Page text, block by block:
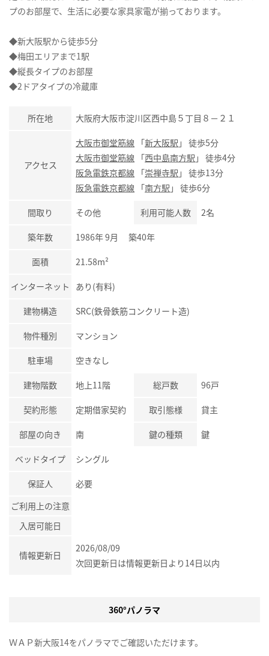
プのお部屋で、生活に必要な家具家電が揃っております。
◆新大阪駅から徒歩5分
◆梅田エリアまで1駅
◆縦長タイプのお部屋
◆2ドアタイプの冷蔵庫
所在地 大阪府大阪市淀川区西中島５丁目８－２１
アクセス
大阪市御堂筋線 「新大阪駅 」 徒歩5分
大阪市御堂筋線 「西中島南方駅 」 徒歩4分
阪急電鉄京都線 「崇禅寺駅 」 徒歩13分
阪急電鉄京都線 「南方駅 」 徒歩6分
間取り その他 利用可能人数 2名
築年数 1986年 9月 築40年
面積 21.58m²
インターネット あり(有料)
建物構造 SRC(鉄骨鉄筋コンクリート造)
物件種別 マンション
駐車場 空きなし
建物階数 地上11階 総戸数 96戸
契約形態 定期借家契約 取引態様 貸主
部屋の向き 南 鍵の種類 鍵
ベッドタイプ シングル
保証人
必要
ご利用上の注意
入居可能日
情報更新日
2026/08/09
次回更新日は情報更新日より14日以内
360°パノラマ
ＷＡＰ新大阪14をパノラマでご確認いただけます。